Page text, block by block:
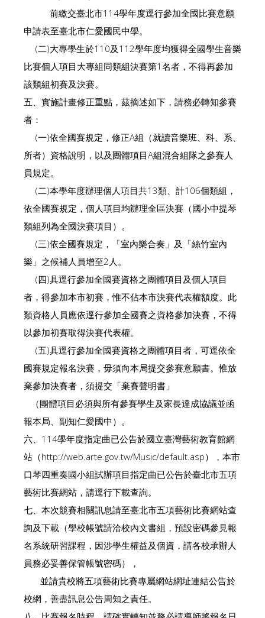
前繳交臺北市114學年度逕行參加全國比賽意願
申請表至臺北市仁愛國民中學。
(二)大專學生於110及112學年度均獲得全國學生音樂
比賽個人項目大專組同類組決賽第1名者，不得再參加
該類組初賽及決賽。
五、實施計畫修正重點，茲摘述如下，請務必轉知參賽
者：
(一)依全國賽規定，修正A組（就讀音樂班、科、系、
所者）資格說明，以及團體項目A組混合組隊之參賽人
員規定。
(二)本學年度辦理個人項目共13類、計106個類組，
依全國賽規定，個人項目均辦理全區決賽（國小中提琴
類組列為全國決賽項目）。
(三)依全國賽規定，「室內樂合奏」及「絲竹室內
樂」之候補人員增至2人。
(四)具逕行參加全國賽資格之團體項目及個人項目
者，得參加本市初賽，惟不佔本市決賽代表權額度。此
類資格人員應依逕行參加全國賽之資格參加決賽，不得
以參加初賽取得決賽代表權。
(五)具逕行參加全國賽資格之團體項目者，可逕依全
國賽規定報名決賽，毋須向本局提交參賽意願書。惟放
棄參加決賽者，須提交「棄賽聲明書」
（團體項目必須與所有參賽學生及家長達成協議並函
報本局、副知仁愛國中）。
六、114學年度指定曲已公告於國立臺灣藝術教育館網
站（http://web.arte.gov.tw/Music/default.asp），本市
口琴四重奏國小組試辦項目指定曲已公告於臺北市五項
藝術比賽網站，請逕行下載查詢。
七、本次競賽相關訊息請至臺北市五項藝術比賽網站查
詢及下載（學校帳號請洽校內文書組，預設密碼參見報
名系統研習課程，因涉學生權益及個資，請各校承辦人
員務必妥善保管帳號密碼），
並請貴校將五項藝術比賽專屬網站網址連結公告於
校網，善盡訊息公告周知之責任。